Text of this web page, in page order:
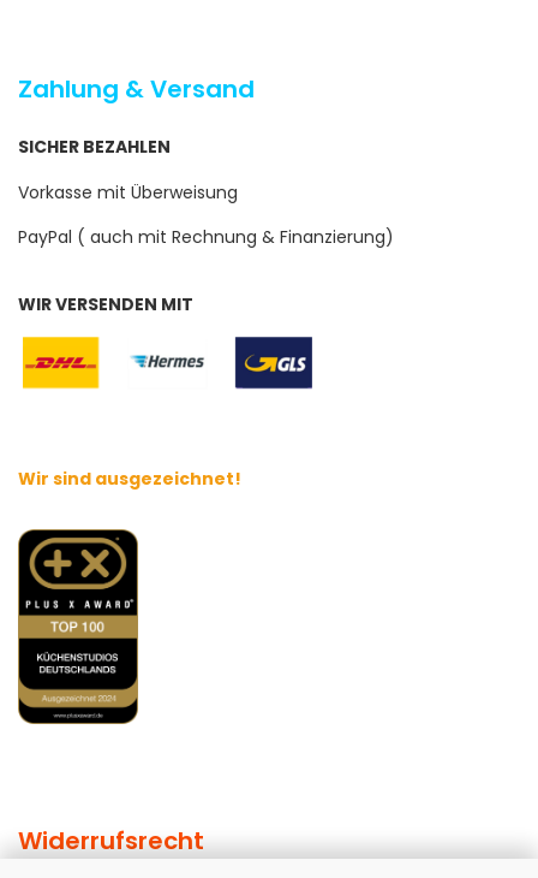
Zahlung & Versand
SICHER BEZAHLEN
Vorkasse mit Überweisung
PayPal ( auch mit Rechnung & Finanzierung)
WIR VERSENDEN MIT
Wir sind ausgezeichnet!
Widerrufsrecht